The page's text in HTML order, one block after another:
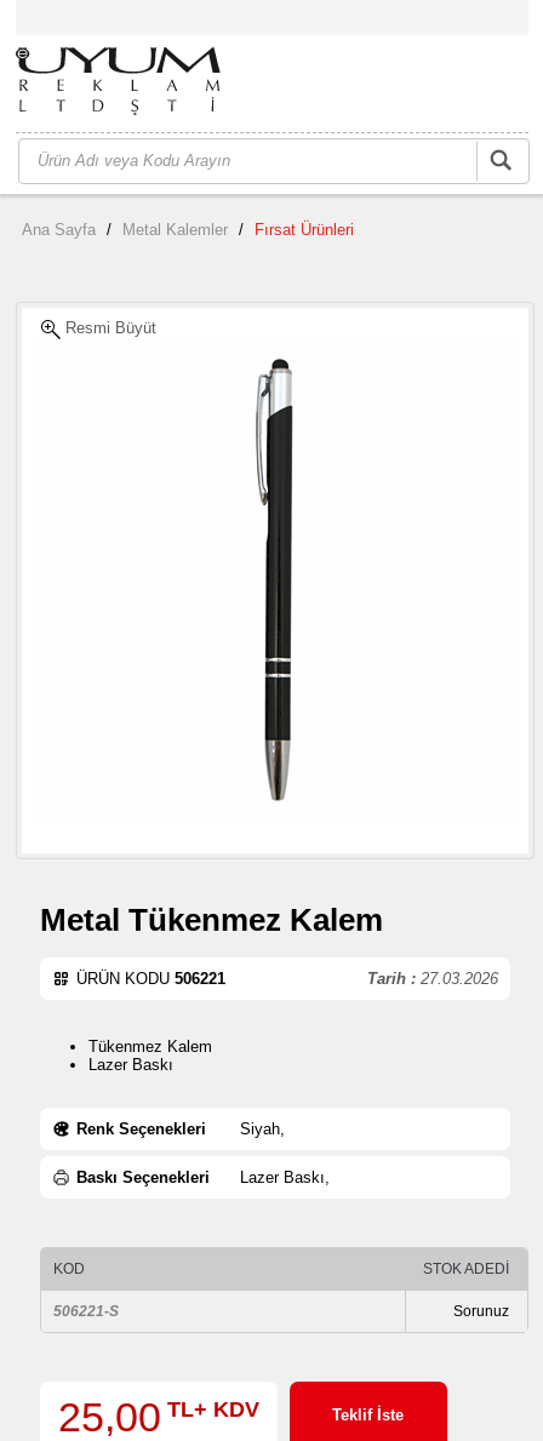
Ana Sayfa / Metal Kalemler / Fırsat Ürünleri
Resmi Büyüt
Metal Tükenmez Kalem
Tarih : 27.03.2026
ÜRÜN KODU 506221
Tükenmez Kalem
Lazer Baskı
Renk Seçenekleri Siyah,
Baskı Seçenekleri Lazer Baskı,
KOD STOK ADEDİ
506221-S Sorunuz
25,00 TL+ KDV Teklif İste